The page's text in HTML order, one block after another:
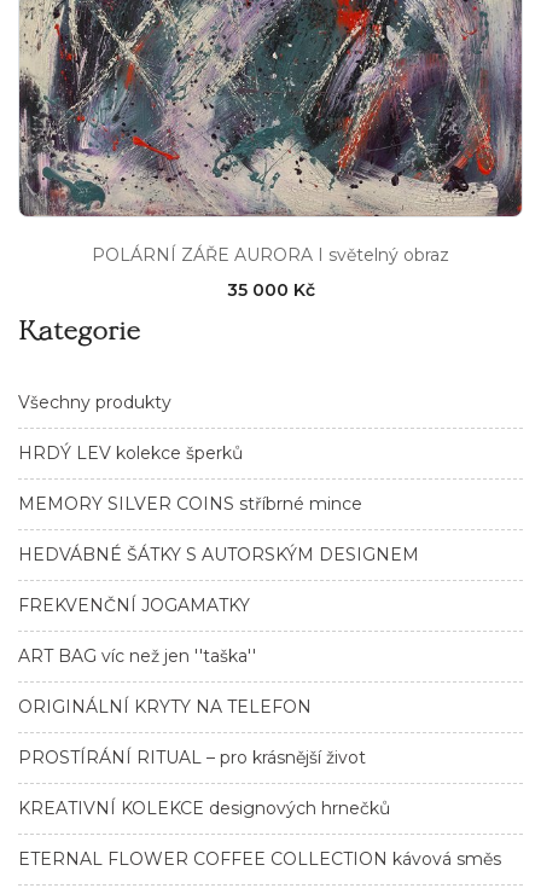
Kategorie
Všechny produkty
HRDÝ LEV kolekce šperků
MEMORY SILVER COINS stříbrné mince
HEDVÁBNÉ ŠÁTKY S AUTORSKÝM DESIGNEM
FREKVENČNÍ JOGAMATKY
ART BAG víc než jen ''taška''
ORIGINÁLNÍ KRYTY NA TELEFON
PROSTÍRÁNÍ RITUAL – pro krásnější život
KREATIVNÍ KOLEKCE designových hrnečků
ETERNAL FLOWER COFFEE COLLECTION kávová směs
POLÁRNÍ ZÁŘE AURORA I světelný obraz
35 000 Kč